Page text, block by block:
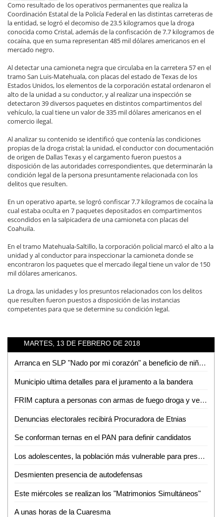
Como resultado de los operativos permanentes que realiza la
Coordinación Estatal de la Policía Federal en las distintas carreteras de
la entidad, se logró el decomiso de 23.5 kilogramos que la droga
conocida como Cristal, además de la confiscación de 7.7 kilogramos de
cocaína, que en suma representan 485 mil dólares americanos en el
mercado negro.
Al detectar una camioneta negra que circulaba en la carretera 57 en el
tramo San Luis-Matehuala, con placas del estado de Texas de los
Estados Unidos, los elementos de la corporación estatal ordenaron el
alto de la unidad a su conductor, y al realizar una inspección se
detectaron 39 diversos paquetes en distintos compartimentos del
vehículo, la cual tiene un valor de 335 mil dólares americanos en el
comercio ilegal.
Al analizar su contenido se identificó que contenía las condiciones
propias de la droga cristal; la unidad, el conductor con documentación
de origen de Dallas Texas y el cargamento fueron puestos a
disposición de las autoridades correspondientes, que determinarán la
condición legal de la persona presuntamente relacionada con los
delitos que resulten.
En un operativo aparte, se logró confiscar 7.7 kilogramos de cocaína la
cual estaba oculta en 7 paquetes depositados en compartimentos
escondidos en la salpicadera de una camioneta con placas del
Coahuila.
En el tramo Matehuala-Saltillo, la corporación policial marcó el alto a la
unidad y al conductor para inspeccionar la camioneta donde se
encontraron los paquetes que el mercado ilegal tiene un valor de 150
mil dólares americanos.
La droga, las unidades y los presuntos relacionados con los delitos
que resulten fueron puestos a disposición de las instancias
competentes para que se determine su condición legal.
MARTES, 13 DE FEBRERO DE 2018
Arranca en SLP "Nado por mi corazón" a beneficio de niños con problemas cardiacos
Municipio ultima detalles para el juramento a la bandera
FRIM captura a personas con armas de fuego droga y vehículos en SLP
Denuncias electorales recibirá Procuradora de Etnias
Se conforman ternas en el PAN para definir candidatos
Los adolescentes, la población más vulnerable para presentar una infección de transmisión sexual
Desmienten presencia de autodefensas
Este miércoles se realizan los "Matrimonios Simultáneos"
A unas horas de la Cuaresma